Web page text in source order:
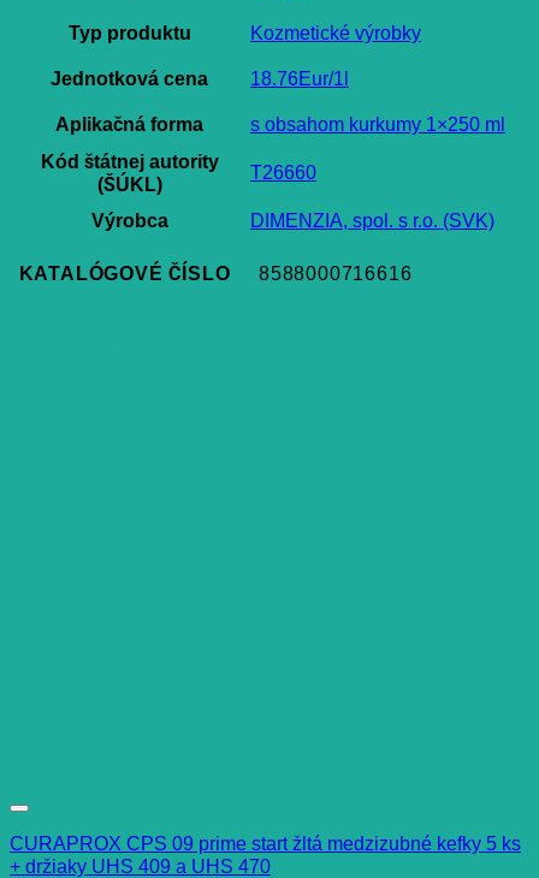
Typ produktu Kozmetické výrobky
Jednotková cena 18.76Eur/1l
Aplikačná forma
s obsahom kurkumy 1×250 ml
Kód štátnej autority
(ŠÚKL)
T26660
Výrobca DIMENZIA, spol. s r.o. (SVK)
KATALÓGOVÉ ČÍSLO 8588000716616
CURAPROX CPS 09 prime start žltá medzizubné kefky 5 ks
+ držiaky UHS 409 a UHS 470